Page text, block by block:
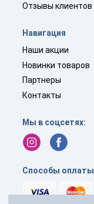
Отзывы клиентов
Навигация
Наши акции
Новинки товаров
Партнеры
Контакты
Мы в соцсетях:
Способы оплаты